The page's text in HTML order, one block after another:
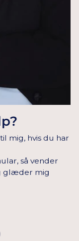
mig, hvis du har
så vender
glæder mig